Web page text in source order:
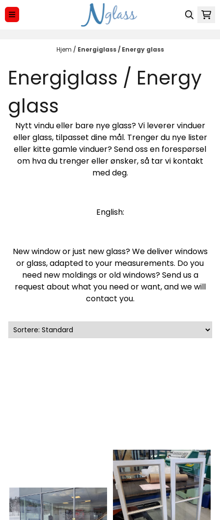
Hopp til innhold
Hjem / Energiglass / Energy glass
Energiglass / Energy
glass
Nytt vindu eller bare nye glass? Vi leverer vinduer
eller glass, tilpasset dine mål. Trenger du nye lister
eller kitte gamle vinduer? Send oss en forespørsel
om hva du trenger eller ønsker, så tar vi kontakt
med deg.
English:
New window or just new glass? We deliver windows
or glass, adapted to your measurements. Do you
need new moldings or old windows? Send us a
request about what you need or want, and we will
contact you.